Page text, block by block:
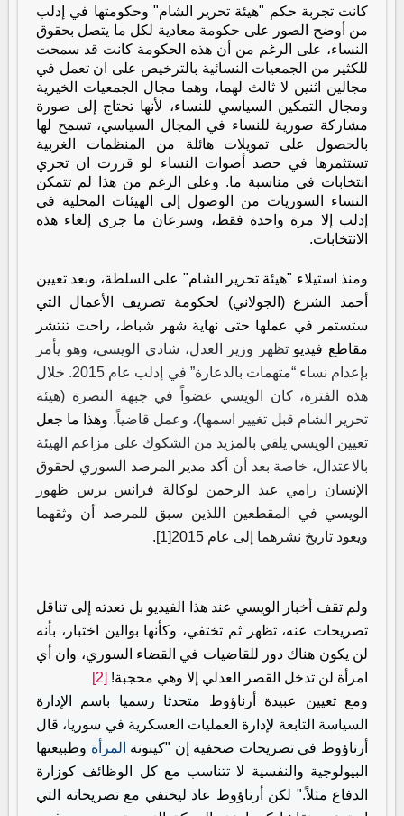
كانت تجربة حكم "هيئة تحرير الشام" وحكومتها في إدلب
من أوضح الصور على حكومة معادية لكل ما يتصل بحقوق
النساء، على الرغم من أن هذه الحكومة كانت قد سمحت
للكثير من الجمعيات النسائية بالترخيص على ان تعمل في
مجالين اثنين لا ثالث لهما، وهما مجال الجمعيات الخيرية
ومجال التمكين السياسي للنساء، لأنها تحتاج إلى صورة
مشاركة صورية للنساء في المجال السياسي، تسمح لها
بالحصول على تمويلات هائلة من المنظمات الغربية
تستثمرها في حصد أصوات النساء لو قررت ان تجري
انتخابات في مناسبة ما. وعلى الرغم من هذا لم تتمكن
النساء السوريات من الوصول إلى الهيئات المحلية في
إدلب إلا مرة واحدة فقط، وسرعان ما جرى إلغاء هذه
الانتخابات.
ومنذ استيلاء "هيئة تحرير الشام" على السلطة، وبعد تعيين
أحمد الشرع (الجولاني) لحكومة تصريف الأعمال التي
ستستمر في عملها حتى نهاية شهر شباط، راحت تنتشر
مقاطع فيديوتظهر وزير العدل، شادي الويسي، وهو يأمر
بإعدام نساء “متهمات بالدعارة” في إدلب عام 2015. خلال
هذه الفترة، كان الويسي عضواً في جبهة النصرة (هيئة
تحرير الشام قبل تغيير اسمها)، وعمل قاضياً. وهذا ما جعل
تعيين الويسي يلقي بالمزيد من الشكوك على مزاعم الهيئة
بالاعتدال، خاصة بعد أن أكد مدير المرصد السوري لحقوق
الإنسان رامي عبد الرحمن لوكالة فرانس برس ظهور
الويسي في المقطعين اللذين سبق للمرصد أن وثقهما
ويعود تاريخ نشرهما إلى عام 2015
.[1]
ولم تقف أخبار الويسي عند هذا الفيديو بل تعدته إلى تناقل
تصريحات عنه، تظهر ثم تختفي، وكأنها بوالين اختبار، بأنه
لن يكون هناك دور للقاضيات في القضاء السوري، وان أي
امرأة لن تدخل القصر العدلي إلا وهي محجبة! [2]
ومع تعيين عبيدة أرناؤوط متحدثا رسميا باسم الإدارة
السياسة التابعة لإدارة العمليات العسكرية في سوريا، قال
أرناؤوط في تصريحات صحفية إن "كينونة المرأة وطبيعتها
البيولوجية والنفسية لا تتناسب مع كل الوظائف كوزارة
الدفاع مثلاً". لكن أرناؤوط عاد ليختفي مع تصريحاته التي